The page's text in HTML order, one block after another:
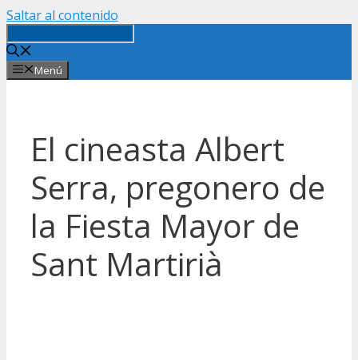
Saltar al contenido
Menú
El cineasta Albert
Serra, pregonero de
la Fiesta Mayor de
Sant Martirià